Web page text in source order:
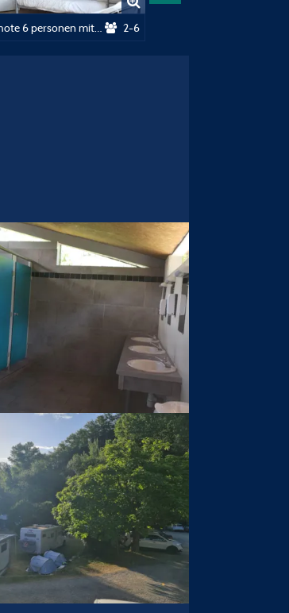
zimmer hote 6 personen mit frûjstuck 2-6